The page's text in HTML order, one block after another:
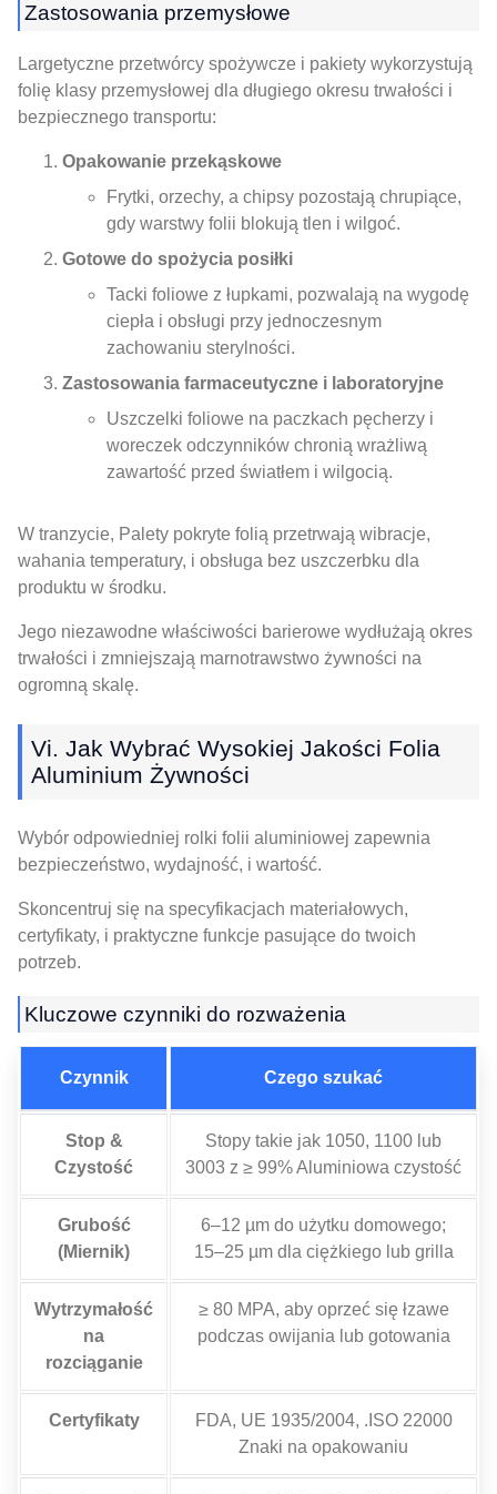
Zastosowania przemysłowe
Largetyczne przetwórcy spożywcze i pakiety wykorzystują
folię klasy przemysłowej dla długiego okresu trwałości i
bezpiecznego transportu:
Opakowanie przekąskowe
Frytki, orzechy, a chipsy pozostają chrupiące,
gdy warstwy folii blokują tlen i wilgoć.
Gotowe do spożycia posiłki
Tacki foliowe z łupkami, pozwalają na wygodę
ciepła i obsługi przy jednoczesnym
zachowaniu sterylności.
Zastosowania farmaceutyczne i laboratoryjne
Uszczelki foliowe na paczkach pęcherzy i
woreczek odczynników chronią wrażliwą
zawartość przed światłem i wilgocią.
W tranzycie, Palety pokryte folią przetrwają wibracje,
wahania temperatury, i obsługa bez uszczerbku dla
produktu w środku.
Jego niezawodne właściwości barierowe wydłużają okres
trwałości i zmniejszają marnotrawstwo żywności na
ogromną skalę.
Vi. Jak Wybrać Wysokiej Jakości Folia
Aluminium Żywności
Wybór odpowiedniej rolki folii aluminiowej zapewnia
bezpieczeństwo, wydajność, i wartość.
Skoncentruj się na specyfikacjach materiałowych,
certyfikaty, i praktyczne funkcje pasujące do twoich
potrzeb.
Kluczowe czynniki do rozważenia
Czynnik Czego szukać
Stop &
Czystość
Stopy takie jak 1050, 1100 lub
3003 z ≥ 99% Aluminiowa czystość
Grubość
(Miernik)
6–12 µm do użytku domowego;
15–25 µm dla ciężkiego lub grilla
Wytrzymałość
na
rozciąganie
≥ 80 MPA, aby oprzeć się łzawe
podczas owijania lub gotowania
Certyfikaty
FDA, UE 1935/2004, .ISO 22000
Znaki na opakowaniu